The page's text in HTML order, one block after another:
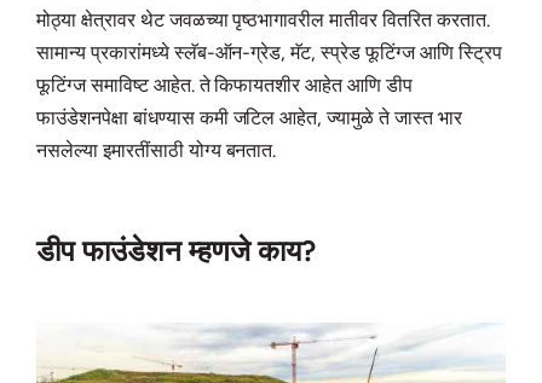
मोठ्या क्षेत्रावर थेट जवळच्या पृष्ठभागावरील मातीवर वितरित करतात.
सामान्य प्रकारांमध्ये स्लॅब-ऑन-ग्रेड, मॅट, स्प्रेड फूटिंग्ज आणि स्ट्रिप
फूटिंग्ज समाविष्ट आहेत. ते किफायतशीर आहेत आणि डीप
फाउंडेशनपेक्षा बांधण्यास कमी जटिल आहेत, ज्यामुळे ते जास्त भार
नसलेल्या इमारतींसाठी योग्य बनतात.
डीप फाउंडेशन म्हणजे काय?